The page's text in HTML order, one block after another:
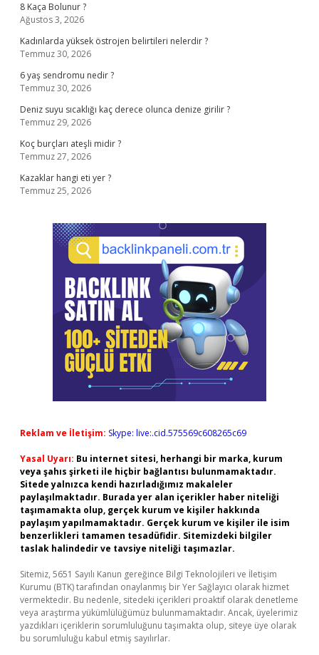
8 Kaça Bolunur ?
Ağustos 3, 2026
Kadınlarda yüksek östrojen belirtileri nelerdir ?
Temmuz 30, 2026
6 yaş sendromu nedir ?
Temmuz 30, 2026
Deniz suyu sıcaklığı kaç derece olunca denize girilir ?
Temmuz 29, 2026
Koç burçları ateşli midir ?
Temmuz 27, 2026
Kazaklar hangi eti yer ?
Temmuz 25, 2026
Reklam ve İletişim: Skype: live:.cid.575569c608265c69
Yasal Uyarı: Bu internet sitesi, herhangi bir marka, kurum
veya şahıs şirketi ile hiçbir bağlantısı bulunmamaktadır.
Sitede yalnızca kendi hazırladığımız makaleler
paylaşılmaktadır. Burada yer alan içerikler haber niteliği
taşımamakta olup, gerçek kurum ve kişiler hakkında
paylaşım yapılmamaktadır. Gerçek kurum ve kişiler ile isim
benzerlikleri tamamen tesadüfidir. Sitemizdeki bilgiler
taslak halindedir ve tavsiye niteliği taşımazlar.
Sitemiz, 5651 Sayılı Kanun gereğince Bilgi Teknolojileri ve İletişim
Kurumu (BTK) tarafından onaylanmış bir Yer Sağlayıcı olarak hizmet
vermektedir. Bu nedenle, sitedeki içerikleri proaktif olarak denetleme
veya araştırma yükümlülüğümüz bulunmamaktadır. Ancak, üyelerimiz
yazdıkları içeriklerin sorumluluğunu taşımakta olup, siteye üye olarak
bu sorumluluğu kabul etmiş sayılırlar.